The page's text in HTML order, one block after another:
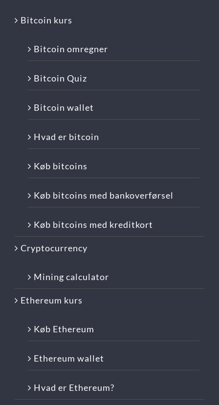
Bitcoin kurs
Bitcoin omregner
Bitcoin Quiz
Bitcoin wallet
Hvad er bitcoin
Køb bitcoins
Køb bitcoins med bankoverførsel
Køb bitcoins med kreditkort
Cryptocurrency
Mining calculator
Ethereum kurs
Køb Ethereum
Ethereum wallet
Hvad er Ethereum?